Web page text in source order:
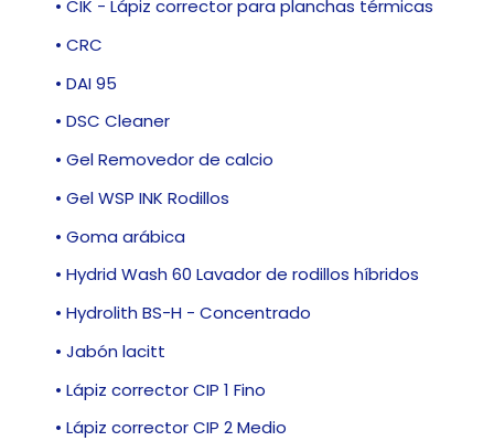
• CIK - Lápiz corrector para planchas térmicas
• CRC
• DAI 95
• DSC Cleaner
• Gel Removedor de calcio
• Gel WSP INK Rodillos
• Goma arábica
• Hydrid Wash 60 Lavador de rodillos híbridos
• Hydrolith BS-H - Concentrado
• Jabón lacitt
• Lápiz corrector CIP 1 Fino
• Lápiz corrector CIP 2 Medio